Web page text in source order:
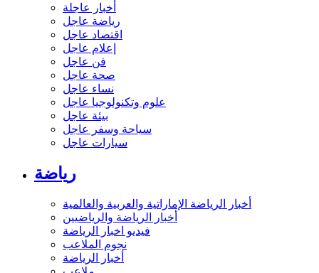
أخبار عاجلة
رياضة عاجل
اقتصاد عاجل
إعلام عاجل
فن عاجل
صحة عاجل
نساء عاجل
علوم وتكنولوجيا عاجل
بيئة عاجل
سياحة وسفر عاجل
سيارات عاجل
رياضة
أخبار الرياضة الإماراتية والعربية والعالمية
أخبار الرياضة والرياضيين
فيديو اخبار الرياضة
نجوم الملاعب
أخبار الرياضة